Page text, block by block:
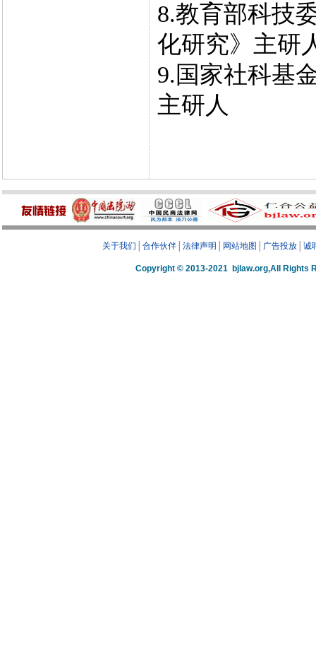
8.教育部科技
化研究》主研
9.国家社科基
主研人
关于我们 合作伙伴 法律声明 网站地图 广告投放 诚
Copyright © 2013-2021 bjlaw.org,All Rights